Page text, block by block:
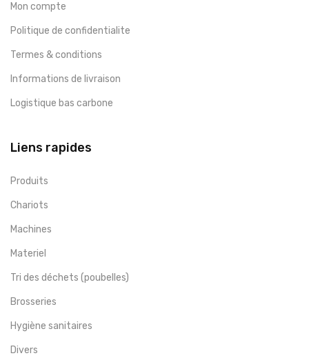
Mon compte
Politique de confidentialite
Termes & conditions
Informations de livraison
Logistique bas carbone
Liens rapides
Produits
Chariots
Machines
Materiel
Tri des déchets (poubelles)
Brosseries
Hygiène sanitaires
Divers